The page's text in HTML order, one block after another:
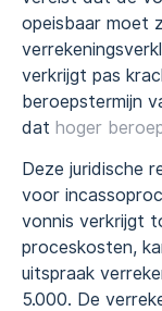
opeisbaar moet
verkrijgt pas
beroepstermijn
dat hoger
Deze juridische
voor
vonnis verkrijgt
proceskosten,
uitspraak
5.000. De